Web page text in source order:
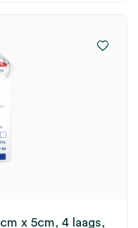
x 5cm, 4 laags,